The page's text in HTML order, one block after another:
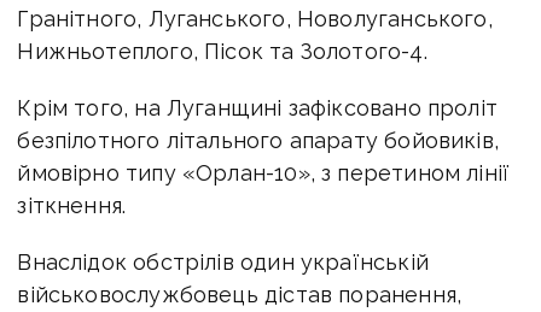
Гранітного, Луганського, Новолуганського,
Нижньотеплого, Пісок та Золотого-4.
Крім того, на Луганщині зафіксовано проліт
безпілотного літального апарату бойовиків,
ймовірно типу «Орлан-10», з перетином лінії
зіткнення.
Внаслідок обстрілів один українській
військовослужбовець дістав поранення,